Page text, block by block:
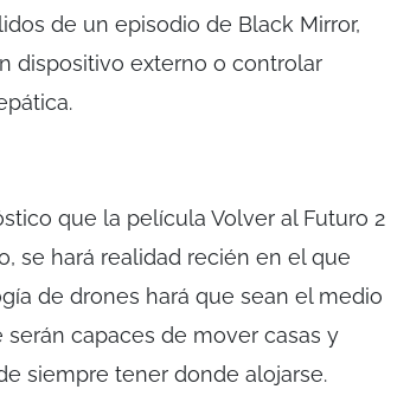
de un episodio de Black Mirror,
dispositivo externo o controlar
que la película Volver al Futuro 2
se hará realidad recién en el que
de drones hará que sean el medio
capaces de mover casas y
siempre tener donde alojarse.